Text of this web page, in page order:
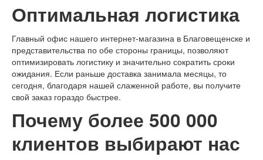
Оптимальная логистика
Главный офис нашего интернет-магазина в Благовещенске и
представительства по обе стороны границы, позволяют
оптимизировать логистику и значительно сократить сроки
ожидания. Если раньше доставка занимала месяцы, то
сегодня, благодаря нашей слаженной работе, вы получите
свой заказ гораздо быстрее.
Почему более 500 000
клиентов выбирают нас